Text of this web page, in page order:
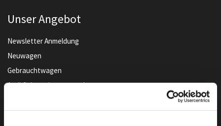
Unser Angebot
Newsletter Anmeldung
Neuwagen
Gebrauchtwagen
Audi Gebrauchtwagen :plus